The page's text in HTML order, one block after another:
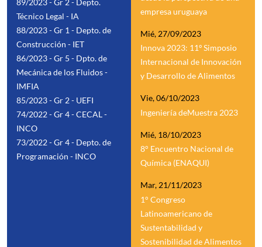
Técnico Legal - IA
88/2023 - Gr 1 - Depto. de
Construcción - IET
86/2023 - Gr 5 - Dpto. de
Mecánica de los Fluidos -
IMFIA
85/2023 - Gr 2 - UEFI
74/2022 - Gr 4 - CECAL -
INCO
73/2022 - Gr 4 - Depto. de
Programación - INCO
empresa uruguaya
Mié, 27/09/2023
Innova 2023: 11º Simposio
Internacional de Innovación
y Desarrollo de Alimentos
Vie, 06/10/2023
Ingeniería deMuestra 2023
Mié, 18/10/2023
8° Encuentro Nacional de
Química (ENAQUI)
Mar, 21/11/2023
1° Congreso
Latinoamericano de
Sustentabilidad y
Sostenibilidad de Alimentos